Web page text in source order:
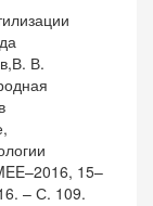
В.
15–
– С. 109.